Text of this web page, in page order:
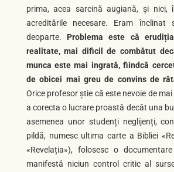
prima, acea sarcină augiană, și nici,
acreditările necesare. Eram înclinat
deoparte. Problema este că
realitate, mai dificil de combătut
munca este mai ingrată, fiindcă
de obicei mai greu de convins de
Orice profesor știe că este nevoie de
a corecta o lucrare proastă decât una
asemenea unor studenți neglijenți,
pildă, numesc ultima carte a Bibliei
«Revelația»), folosesc o
manifestă niciun control critic al